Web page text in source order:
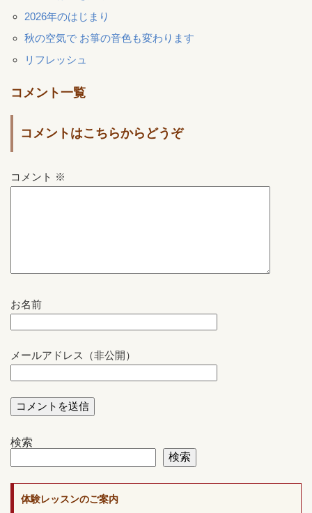
2026年のはじまり
秋の空気で お箏の音色も変わります
リフレッシュ
コメント一覧
コメントはこちらからどうぞ
コメント ※
お名前
メールアドレス（非公開）
検索
検索
体験レッスンのご案内